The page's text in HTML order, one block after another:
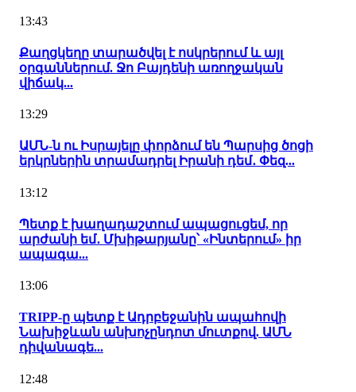
13:43
Քաղցկեղը տարածվել է ոսկրերում և այլ
օրգաններում. Ջո Բայդենի առողջական
վիճակ...
13:29
ԱՄՆ-ն ու Իսրայելը փորձում են Պարսից ծոցի
երկրներին տրամադրել Իրանի դեմ․ Փեզ...
13:12
Պետք է խաղադաշտում ապացուցեմ, որ
արժանի եմ․ Մխիթարյանը՝ «Ինտերում» իր
ապագա...
13:06
TRIPP-ը պետք է Ադրբեջանին ապահովի
Նախիջևան անխոչընդոտ մուտքով. ԱՄՆ
դիվանագե...
12:48